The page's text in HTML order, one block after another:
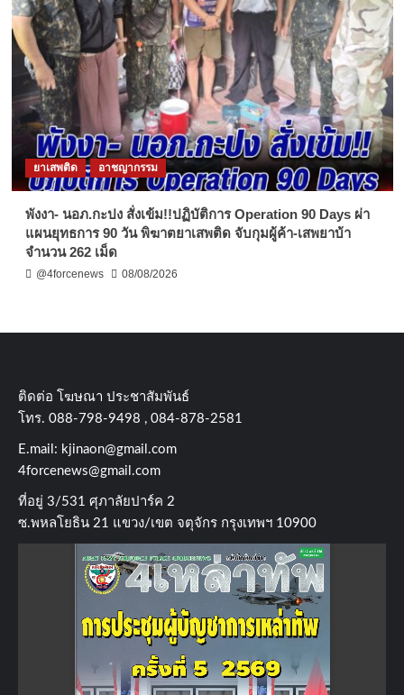
ยาเสพติด อาชญากรรม
พังงา- นอภ.กะปง สั่งเข้ม!!ปฏิบัติการ Operation 90 Days ผ่า
แผนยุทธการ 90 วัน พิฆาตยาเสพติด จับกุมผู้ค้า-เสพยาบ้า
จำนวน 262 เม็ด
@4forcenews 08/08/2026
ติดต่อ​ โฆษณา​ ประชาสัมพันธ์
โทร​. 088-798-9498 , 084-878-2581
E.mail: kjinaon@gmail.com
4forcenews@gmail.com
ที่อยู่​ 3/531​ ศุภาลัยปาร์ค​ 2
ซ.พหลโยธิน​ 21​ แขวง/เขต​ จตุจักร​ กรุงเทพฯ 10900